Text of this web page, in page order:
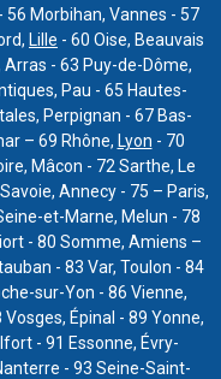
56 Morbihan, Vannes - 57
Lille - 60 Oise, Beauvais
- 63 Puy-de-Dôme,
Pau - 65 Hautes-
Perpignan - 67 Bas-
– 69 Rhône, Lyon - 70
Mâcon - 72 Sarthe, Le
Annecy - 75 – Paris,
et-Marne, Melun - 78
- 80 Somme, Amiens –
- 83 Var, Toulon - 84
sur-Yon - 86 Vienne,
Épinal - 89 Yonne,
- 91 Essonne, Évry-
- 93 Seine-Saint-